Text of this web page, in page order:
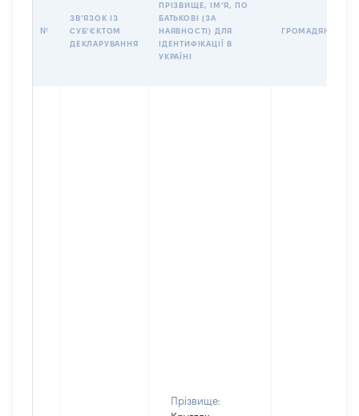
№
ЗВʼЯЗОК ІЗ
СУБʼЄКТОМ
ДЕКЛАРУВАННЯ
ПРІЗВИЩЕ, ІМʼЯ, ПО
БАТЬКОВІ (ЗА
НАЯВНОСТІ) ДЛЯ
ІДЕНТИФІКАЦІЇ В
УКРАЇНІ
ГРОМАДЯНСТВО
Прізвище: